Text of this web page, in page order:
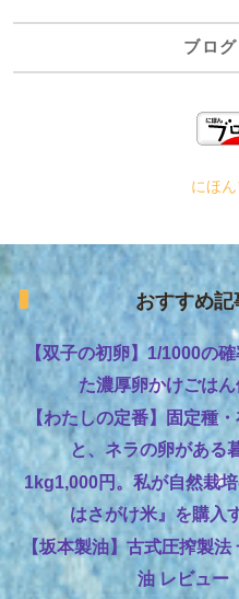
ブロ
にほ
おすすめ記
【双子の初卵】1/1000の
た濃厚卵かけごは
【わたしの定番】固定種
と、ネラの卵がある
1kg1,000円。私が自然栽培
はさがけ米』を購入
【坂本製油】古式圧搾製法
油 レビュー